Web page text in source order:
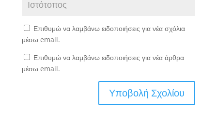
Επιθυμώ να λαμβάνω ειδοποιήσεις για νέα σχόλια
μέσω email.
Επιθυμώ να λαμβάνω ειδοποιήσεις για νέα άρθρα
μέσω email.